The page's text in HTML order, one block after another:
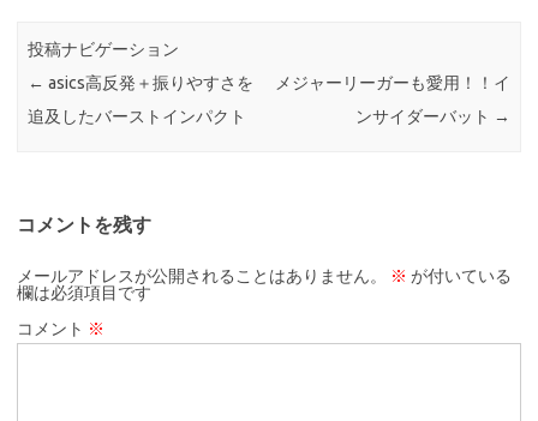
投稿ナビゲーション
← asics高反発＋振りやすさを
追及したバーストインパクト
メジャーリーガーも愛用！！イ
ンサイダーバット →
コメントを残す
メールアドレスが公開されることはありません。 ※ が付いている
欄は必須項目です
コメント ※